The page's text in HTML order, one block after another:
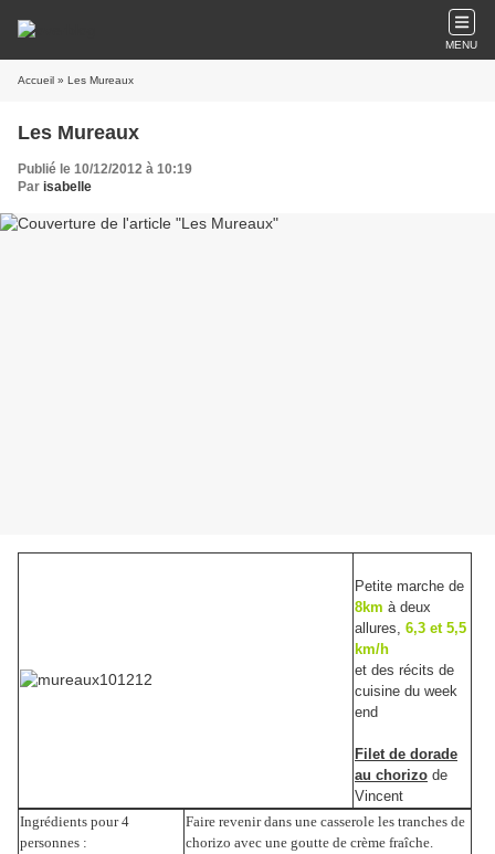
MENU
Accueil » Les Mureaux
Les Mureaux
Publié le 10/12/2012 à 10:19
Par isabelle
Petite marche de
8km à deux
allures, 6,3 et 5,5
km/h
et des récits de
cuisine du week
end
Filet de dorade
au chorizo de
Vincent
Ingrédients pour 4
personnes :
Faire revenir dans une casserole les tranches de
chorizo avec une goutte de crème fraîche.